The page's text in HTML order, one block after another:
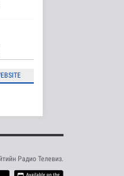
Радио Телевиз.